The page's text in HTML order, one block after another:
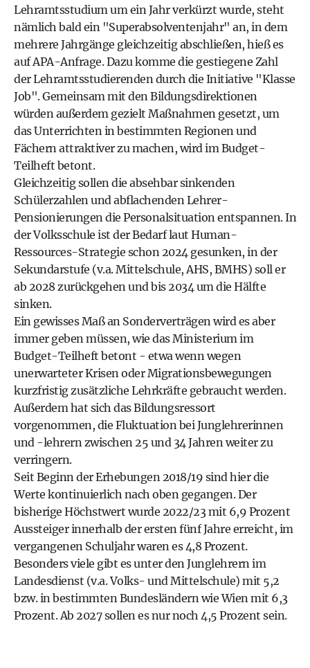
Lehramtsstudium um ein Jahr verkürzt wurde, steht
nämlich bald ein "Superabsolventenjahr" an, in dem
mehrere Jahrgänge gleichzeitig abschließen, hieß es
auf APA-Anfrage. Dazu komme die gestiegene Zahl
der Lehramtsstudierenden durch die Initiative "Klasse
Job". Gemeinsam mit den Bildungsdirektionen
würden außerdem gezielt Maßnahmen gesetzt, um
das Unterrichten in bestimmten Regionen und
Fächern attraktiver zu machen, wird im Budget-
Teilheft betont.
Gleichzeitig sollen die absehbar sinkenden
Schülerzahlen und abflachenden Lehrer-
Pensionierungen die Personalsituation entspannen. In
der Volksschule ist der Bedarf laut Human-
Ressources-Strategie schon 2024 gesunken, in der
Sekundarstufe (v.a. Mittelschule, AHS, BMHS) soll er
ab 2028 zurückgehen und bis 2034 um die Hälfte
sinken.
Ein gewisses Maß an Sonderverträgen wird es aber
immer geben müssen, wie das Ministerium im
Budget-Teilheft betont - etwa wenn wegen
unerwarteter Krisen oder Migrationsbewegungen
kurzfristig zusätzliche Lehrkräfte gebraucht werden.
Außerdem hat sich das Bildungsressort
vorgenommen, die Fluktuation bei Junglehrerinnen
und -lehrern zwischen 25 und 34 Jahren weiter zu
verringern.
Seit Beginn der Erhebungen 2018/19 sind hier die
Werte kontinuierlich nach oben gegangen. Der
bisherige Höchstwert wurde 2022/23 mit 6,9 Prozent
Aussteiger innerhalb der ersten fünf Jahre erreicht, im
vergangenen Schuljahr waren es 4,8 Prozent.
Besonders viele gibt es unter den Junglehrern im
Landesdienst (v.a. Volks- und Mittelschule) mit 5,2
bzw. in bestimmten Bundesländern wie Wien mit 6,3
Prozent. Ab 2027 sollen es nur noch 4,5 Prozent sein.